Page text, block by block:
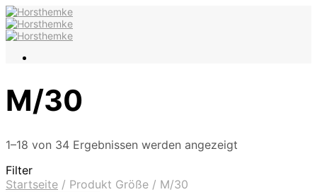
M/30
1–18 von 34 Ergebnissen werden angezeigt
Filter
Startseite / Produkt Größe / M/30